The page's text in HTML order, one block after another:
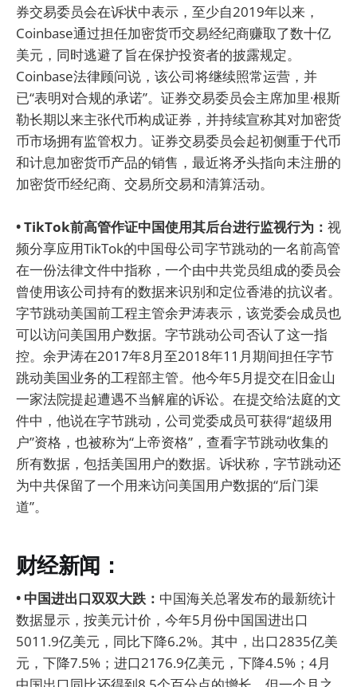
券交易委员会在诉状中表示，至少自2019年以来，
Coinbase通过担任加密货币交易经纪商赚取了数十亿
美元，同时逃避了旨在保护投资者的披露规定。
Coinbase法律顾问说，该公司将继续照常运营，并
已“表明对合规的承诺”。证券交易委员会主席加里·根斯
勒长期以来主张代币构成证券，并持续宣称其对加密货
币市场拥有监管权力。证券交易委员会起初侧重于代币
和计息加密货币产品的销售，最近将矛头指向未注册的
加密货币经纪商、交易所交易和清算活动。
• TikTok前高管作证中国使用其后台进行监视行为： 视
频分享应用TikTok的中国母公司字节跳动的一名前高管
在一份法律文件中指称，一个由中共党员组成的委员会
曾使用该公司持有的数据来识别和定位香港的抗议者。
字节跳动美国前工程主管余尹涛表示，该党委会成员也
可以访问美国用户数据。字节跳动公司否认了这一指
控。余尹涛在2017年8月至2018年11月期间担任字节
跳动美国业务的工程部主管。他今年5月提交在旧金山
一家法院提起遭遇不当解雇的诉讼。在提交给法庭的文
件中，他说在字节跳动，公司党委成员可获得“超级用
户”资格，也被称为“上帝资格”，查看字节跳动收集的
所有数据，包括美国用户的数据。诉状称，字节跳动还
为中共保留了一个用来访问美国用户数据的“后门渠
道”。
财经新闻：
• 中国进出口双双大跌： 中国海关总署发布的最新统计
数据显示，按美元计价，今年5月份中国国进出口
5011.9亿美元，同比下降6.2%。其中，出口2835亿美
元，下降7.5%；进口2176.9亿美元，下降4.5%；4月